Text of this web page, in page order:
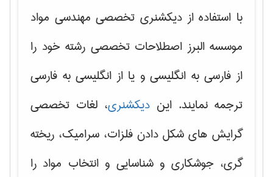
با استفاده از دیکشنری تخصصی مهندسی مواد
موسسه البرز اصطلاحات تخصصی رشته خود را
از فارسی به انگلیسی و یا از انگلیسی به فارسی
ترجمه نمایند. این دیکشنری، لغات تخصصی
گرایش های شکل دادن فلزات، سرامیک، ریخته
گری، جوشکاری و شناسایی و انتخاب مواد را